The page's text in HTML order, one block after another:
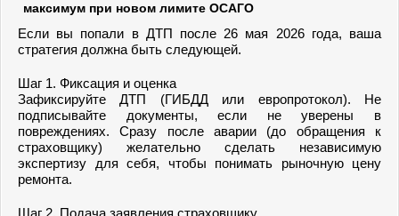
максимум при новом лимите ОСАГО
Если вы попали в ДТП после 26 мая 2026 года, ваша
стратегия должна быть следующей.
Шаг 1. Фиксация и оценка
Зафиксируйте ДТП (ГИБДД или европротокол). Не
подписывайте документы, если не уверены в
повреждениях. Сразу после аварии (до обращения к
страховщику) желательно сделать независимую
экспертизу для себя, чтобы понимать рыночную цену
ремонта.
Шаг 2. Подача заявления страховщику